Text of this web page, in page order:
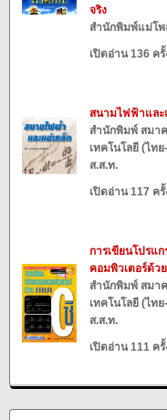
จริง
สำนักพิมพ์แม่โ
เปิดอ่าน 136 ครั้
สนามไฟฟ้าและ
สำนักพิมพ์ สมา
เทคโนโลยี (ไท
ส.ส.ท.
เปิดอ่าน 117 ครั้
การเขียนโปรแก
คอมพิวเตอร์ด้ว
สำนักพิมพ์ สมา
เทคโนโลยี (ไท
ส.ส.ท.
เปิดอ่าน 111 ครั้